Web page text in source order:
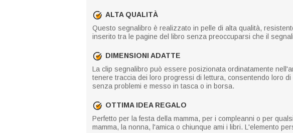
ALTA QUALITÀ
Questo segnalibro è realizzato in pelle di alta qualità,
inserito tra le pagine del libro senza preoccuparsi che il
DIMENSIONI ADATTE
La clip segnalibro può essere posizionata ordinatamente
tenere traccia dei loro progressi di lettura, consentendo loro
senza problemi e messo in tasca o in borsa.
OTTIMA IDEA REGALO
Perfetto per la festa della mamma, per i compleanni o per
mamma, la nonna, l'amica o chiunque ami i libri. L'elemento